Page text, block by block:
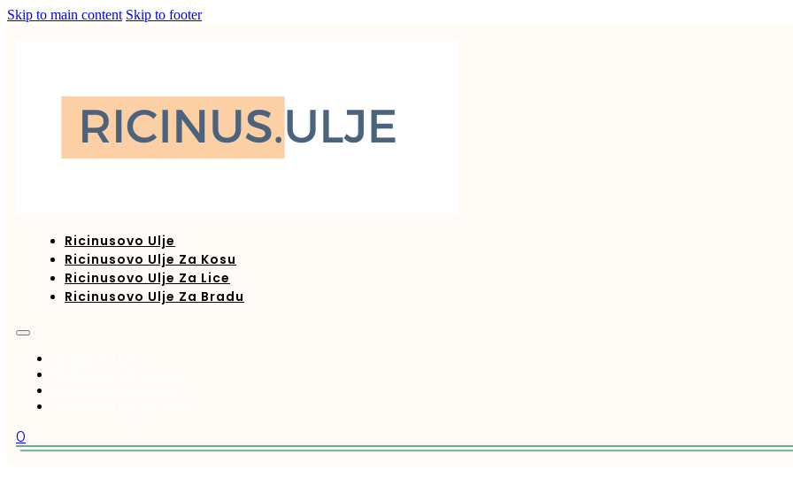
Skip to main content Skip to footer
Ricinusovo Ulje
Ricinusovo Ulje Za Kosu
Ricinusovo Ulje Za Lice
Ricinusovo Ulje Za Bradu
0